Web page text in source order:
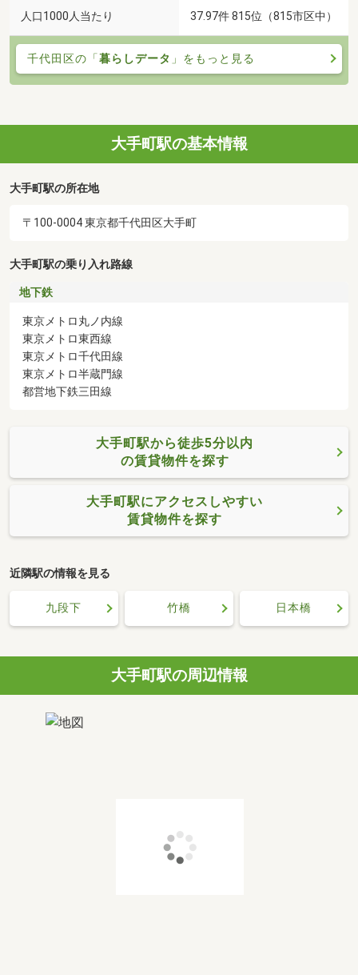
人口1000人当たり 37.97件 815位（815市区中）
千代田区の「暮らしデータ 」をもっと見る
大手町駅の基本情報
大手町駅の所在地
〒100-0004 東京都千代田区大手町
大手町駅の乗り入れ路線
地下鉄
東京メトロ丸ノ内線
東京メトロ東西線
東京メトロ千代田線
東京メトロ半蔵門線
都営地下鉄三田線
大手町駅から徒歩5分以内
の賃貸物件を探す
大手町駅にアクセスしやすい
賃貸物件を探す
近隣駅の情報を見る
九段下 竹橋 日本橋
大手町駅の周辺情報